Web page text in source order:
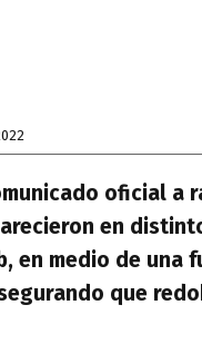
oficial a
en
en medio de
que